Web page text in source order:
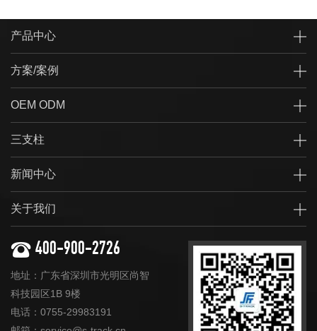
产品中心
方案/案例
OEM ODM
三支柱
新闻中心
关于我们
400-900-2726
地址：广东省深圳市光明区尚智
科技园区1B 9楼
电话：0755-29983191